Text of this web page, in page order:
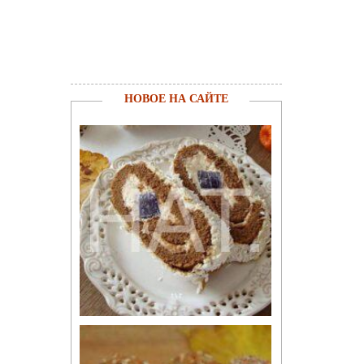
НОВОЕ НА САЙТЕ